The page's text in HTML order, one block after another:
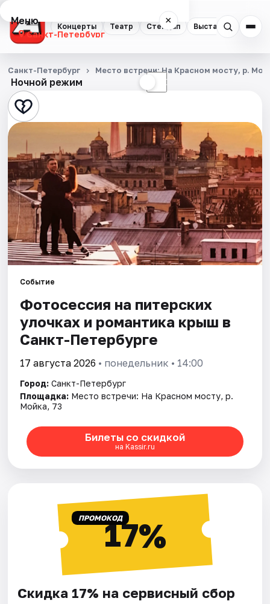
Концерты Театр Стендап Выставки
Меню ×
Санкт-Петербург
Концерты
Театр
Стендап
Выставки
Квесты
Экскурсии
Спорт
События
Города
Площадки
Артисты
Рейтинги
Ночной режим ☾
Санкт-Петербург Место встречи: На Красном мосту, р.
Событие
Фотосессия на питерских
улочках и романтика крыш в
Санкт-Петербурге
17 августа 2026 • понедельник • 14:00
Город: Санкт-Петербург
Площадка: Место встречи: На Красном мосту, р.
Мойка, 73
Билеты со скидкой
на Kassir.ru
ПРОМОКОД17%
Скидка 17% на сервисный сбор